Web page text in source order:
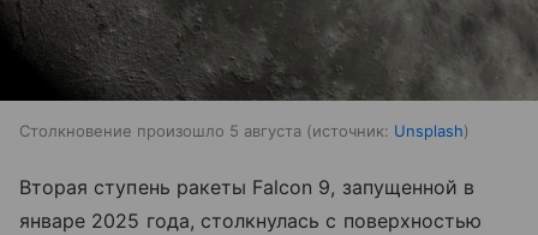
Столкновение произошло 5 августа источник: Unsplash
Вторая ступень ракеты Falcon 9, запущенной в
январе 2025 года, столкнулась с поверхностью